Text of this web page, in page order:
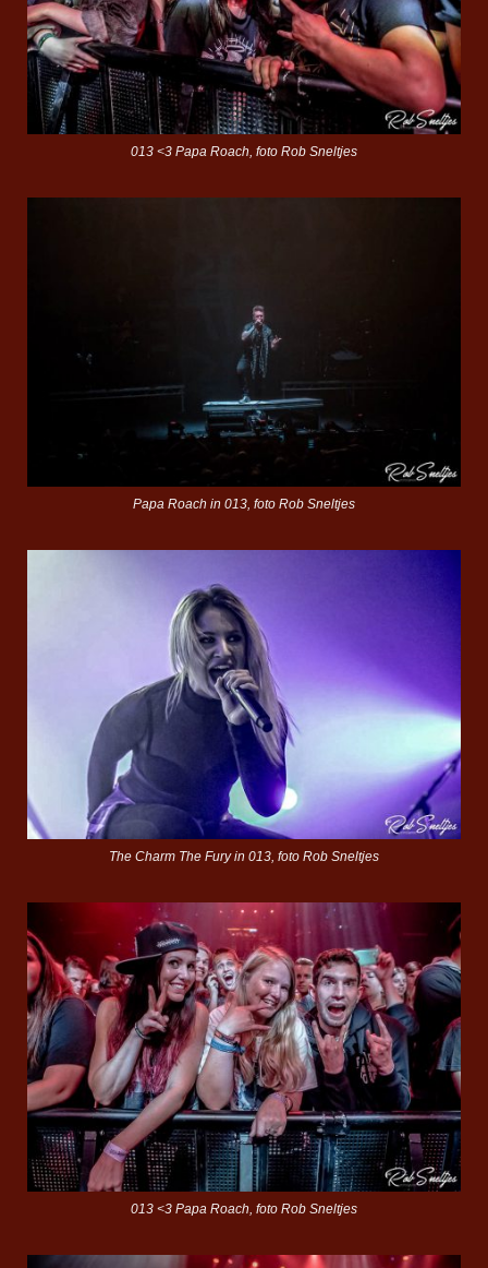
013 <3 Papa Roach, foto Rob Sneltjes
Papa Roach in 013, foto Rob Sneltjes
The Charm The Fury in 013, foto Rob Sneltjes
013 <3 Papa Roach, foto Rob Sneltjes